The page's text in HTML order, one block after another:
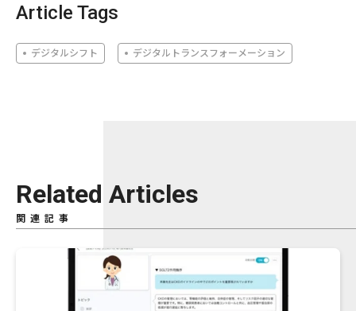
Article Tags
デジタルシフト デジタルトランスフォーメーション
Related Articles
関連記事